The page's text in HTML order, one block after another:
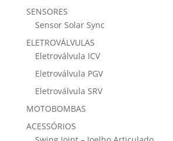
SENSORES
Sensor Solar Sync
ELETROVÁLVULAS
Eletroválvula ICV
Eletroválvula PGV
Eletroválvula SRV
MOTOBOMBAS
ACESSÓRIOS